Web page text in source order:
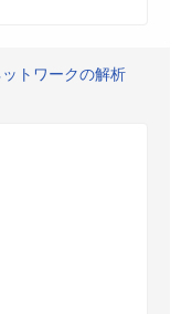
トワークの解析